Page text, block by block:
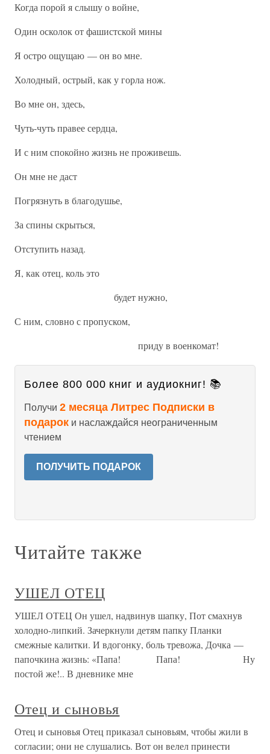
Когда порой я слышу о войне,
Один осколок от фашистской мины
Я остро ощущаю — он во мне.
Холодный, острый, как у горла нож.
Во мне он, здесь,
Чуть-чуть правее сердца,
И с ним спокойно жизнь не проживешь.
Он мне не даст
Погрязнуть в благодушье,
За спины скрыться,
Отступить назад.
Я, как отец, коль это
будет нужно,
С ним, словно с пропуском,
приду в военкомат!
Более 800 000 книг и аудиокниг! 📚
Получи 2 месяца Литрес Подписки в
подарок и наслаждайся неограниченным
чтением
ПОЛУЧИТЬ ПОДАРОК
Читайте также
УШЕЛ ОТЕЦ
УШЕЛ ОТЕЦ Он ушел, надвинув шапку, Пот смахнув
холодно-липкий. Зачеркнули детям папку Планки
смежные калитки. И вдогонку, боль тревожа, Дочка —
папочкина жизнь: «Папа! Папа! Ну
постой же!.. В дневнике мне
Отец и сыновья
Отец и сыновья Отец приказал сыновьям, чтобы жили в
согласии; они не слушались. Вот он велел принести